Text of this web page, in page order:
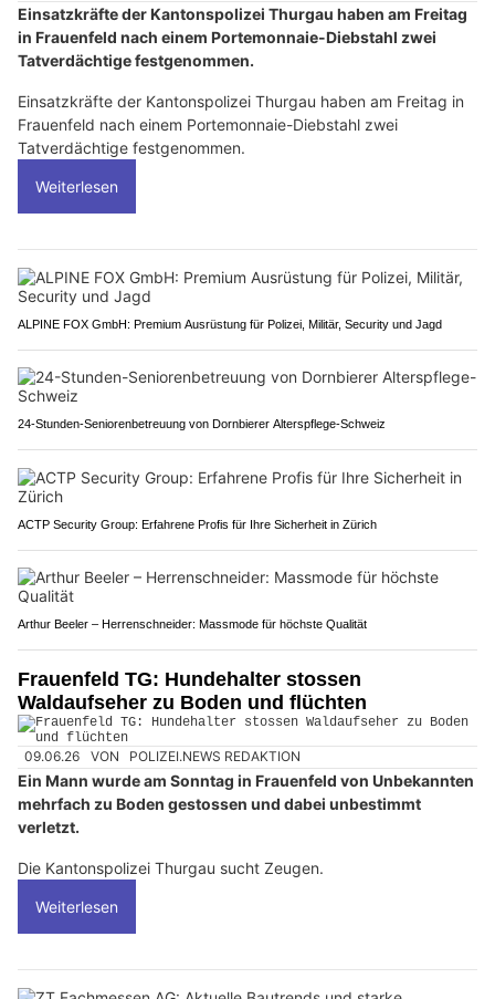
Einsatzkräfte der Kantonspolizei Thurgau haben am Freitag
in Frauenfeld nach einem Portemonnaie-Diebstahl zwei
Tatverdächtige festgenommen.
Einsatzkräfte der Kantonspolizei Thurgau haben am Freitag in
Frauenfeld nach einem Portemonnaie-Diebstahl zwei
Tatverdächtige festgenommen.
Weiterlesen
ALPINE FOX GmbH: Premium Ausrüstung für Polizei, Militär, Security und Jagd
24-Stunden-Seniorenbetreuung von Dornbierer Alterspflege-Schweiz
ACTP Security Group: Erfahrene Profis für Ihre Sicherheit in Zürich
Arthur Beeler – Herrenschneider: Massmode für höchste Qualität
Frauenfeld TG: Hundehalter stossen
Waldaufseher zu Boden und flüchten
09.06.26 VON POLIZEI.NEWS REDAKTION
Ein Mann wurde am Sonntag in Frauenfeld von Unbekannten
mehrfach zu Boden gestossen und dabei unbestimmt
verletzt.
Die Kantonspolizei Thurgau sucht Zeugen.
Weiterlesen